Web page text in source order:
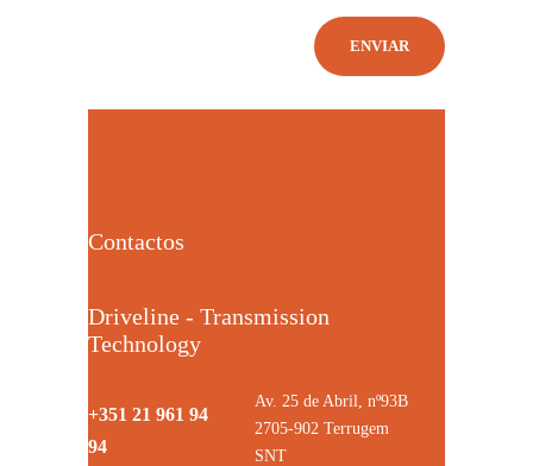
Contactos
Driveline - Transmission
Technology
+351 21 961 94
94
Av. 25 de Abril, nº93B
2705-902 Terrugem
SNT